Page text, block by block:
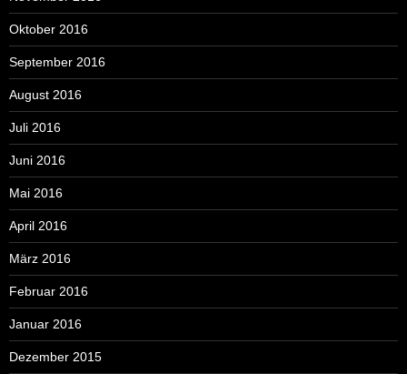
Oktober 2016
September 2016
August 2016
Juli 2016
Juni 2016
Mai 2016
April 2016
März 2016
Februar 2016
Januar 2016
Dezember 2015